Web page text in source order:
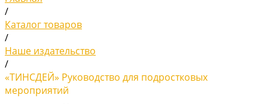
/
Каталог товаров
/
Наше издательство
/
«ТИНСДЕЙ» Руководство для подростковых
мероприятий